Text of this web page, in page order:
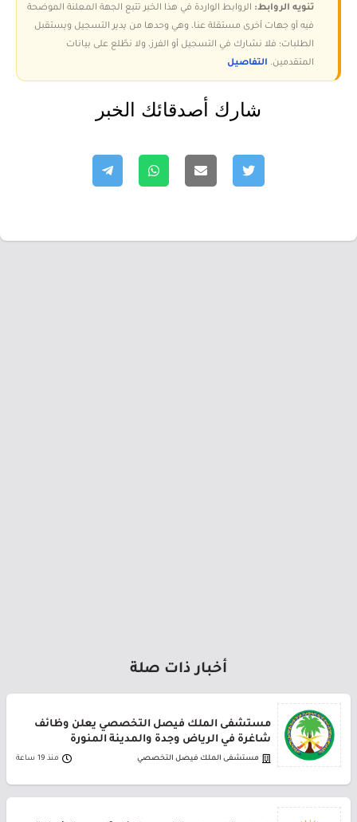
تنويه الروابط: الروابط الواردة في هذا الخبر تتبع الجهة المعلنة الموضحة
فيه أو جهات أخرى مستقلة عنا، وهي وحدها من يدير التسجيل ويستقبل
الطلبات؛ فلا نشارك في التسجيل أو الفرز، ولا نطّلع على بيانات
المتقدمين. التفاصيل
شارك أصدقائك الخبر
أخبار ذات صلة
مستشفى الملك فيصل التخصصي يعلن وظائف
شاغرة في الرياض وجدة والمدينة المنورة
مستشفى الملك فيصل التخصصي منذ 19 ساعة